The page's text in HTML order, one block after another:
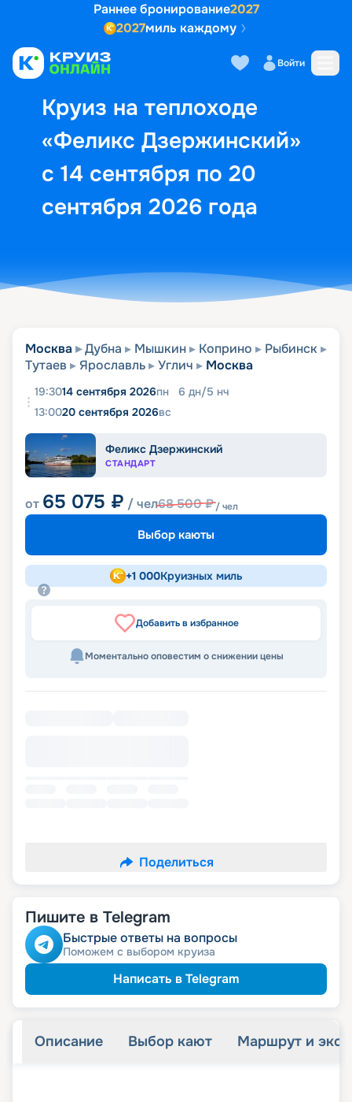
Раннее бронирование2027
2027миль каждому
Войти
Круиз на теплоходе
«Феликс Дзержинский»
с 14 сентября по 20
сентября 2026 года
Выбор кают Маршрут и
Москва Дубна Мышкин Коприно
Рыбинск
Тутаев
Ярославль Углич Москва
19:3014 сентября 2026пн 6 дн/5 нч
13:0020 сентября 2026вс
Феликс Дзержинский
СТАНДАРТ
от 65 075 ₽ / чел68 500₽/ чел
Выбор каюты
+1 000Круизных миль
Добавить в избранное
Моментально оповестим о снижении цены
Поделиться
Пишите в Telegram
Быстрые ответы на вопросы
Поможем с выбором круиза
Написать в Telegram
Описание Выбор кают Маршрут и